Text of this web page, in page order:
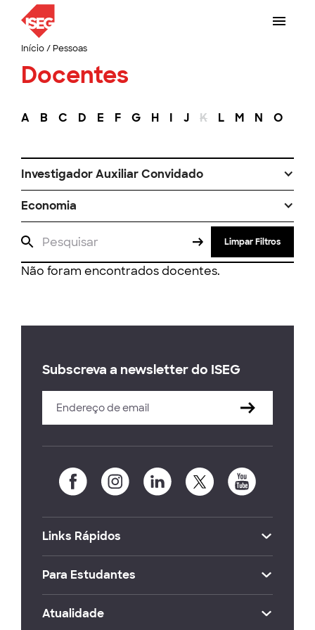
Início/ Pessoas
Docentes
A B C D E F G H I J K L M N O
Investigador Auxiliar Convidado
Economia
Limpar Filtros
Não foram encontrados docentes.
Subscreva a newsletter do ISEG
Links Rápidos
Para Estudantes
Atualidade